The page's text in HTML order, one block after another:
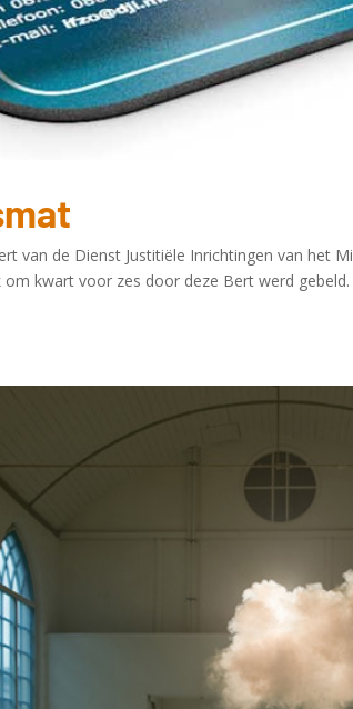
van de Dienst Justitiële Inrichtingen van het
kwart voor zes door deze Bert werd gebeld.